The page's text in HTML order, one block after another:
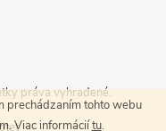
prechádzaním tohto webu
Viac informáciítu.
práva vyhradené.